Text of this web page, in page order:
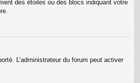
des étoiles ou des blocs indiquant votre
L’administrateur du forum peut activer